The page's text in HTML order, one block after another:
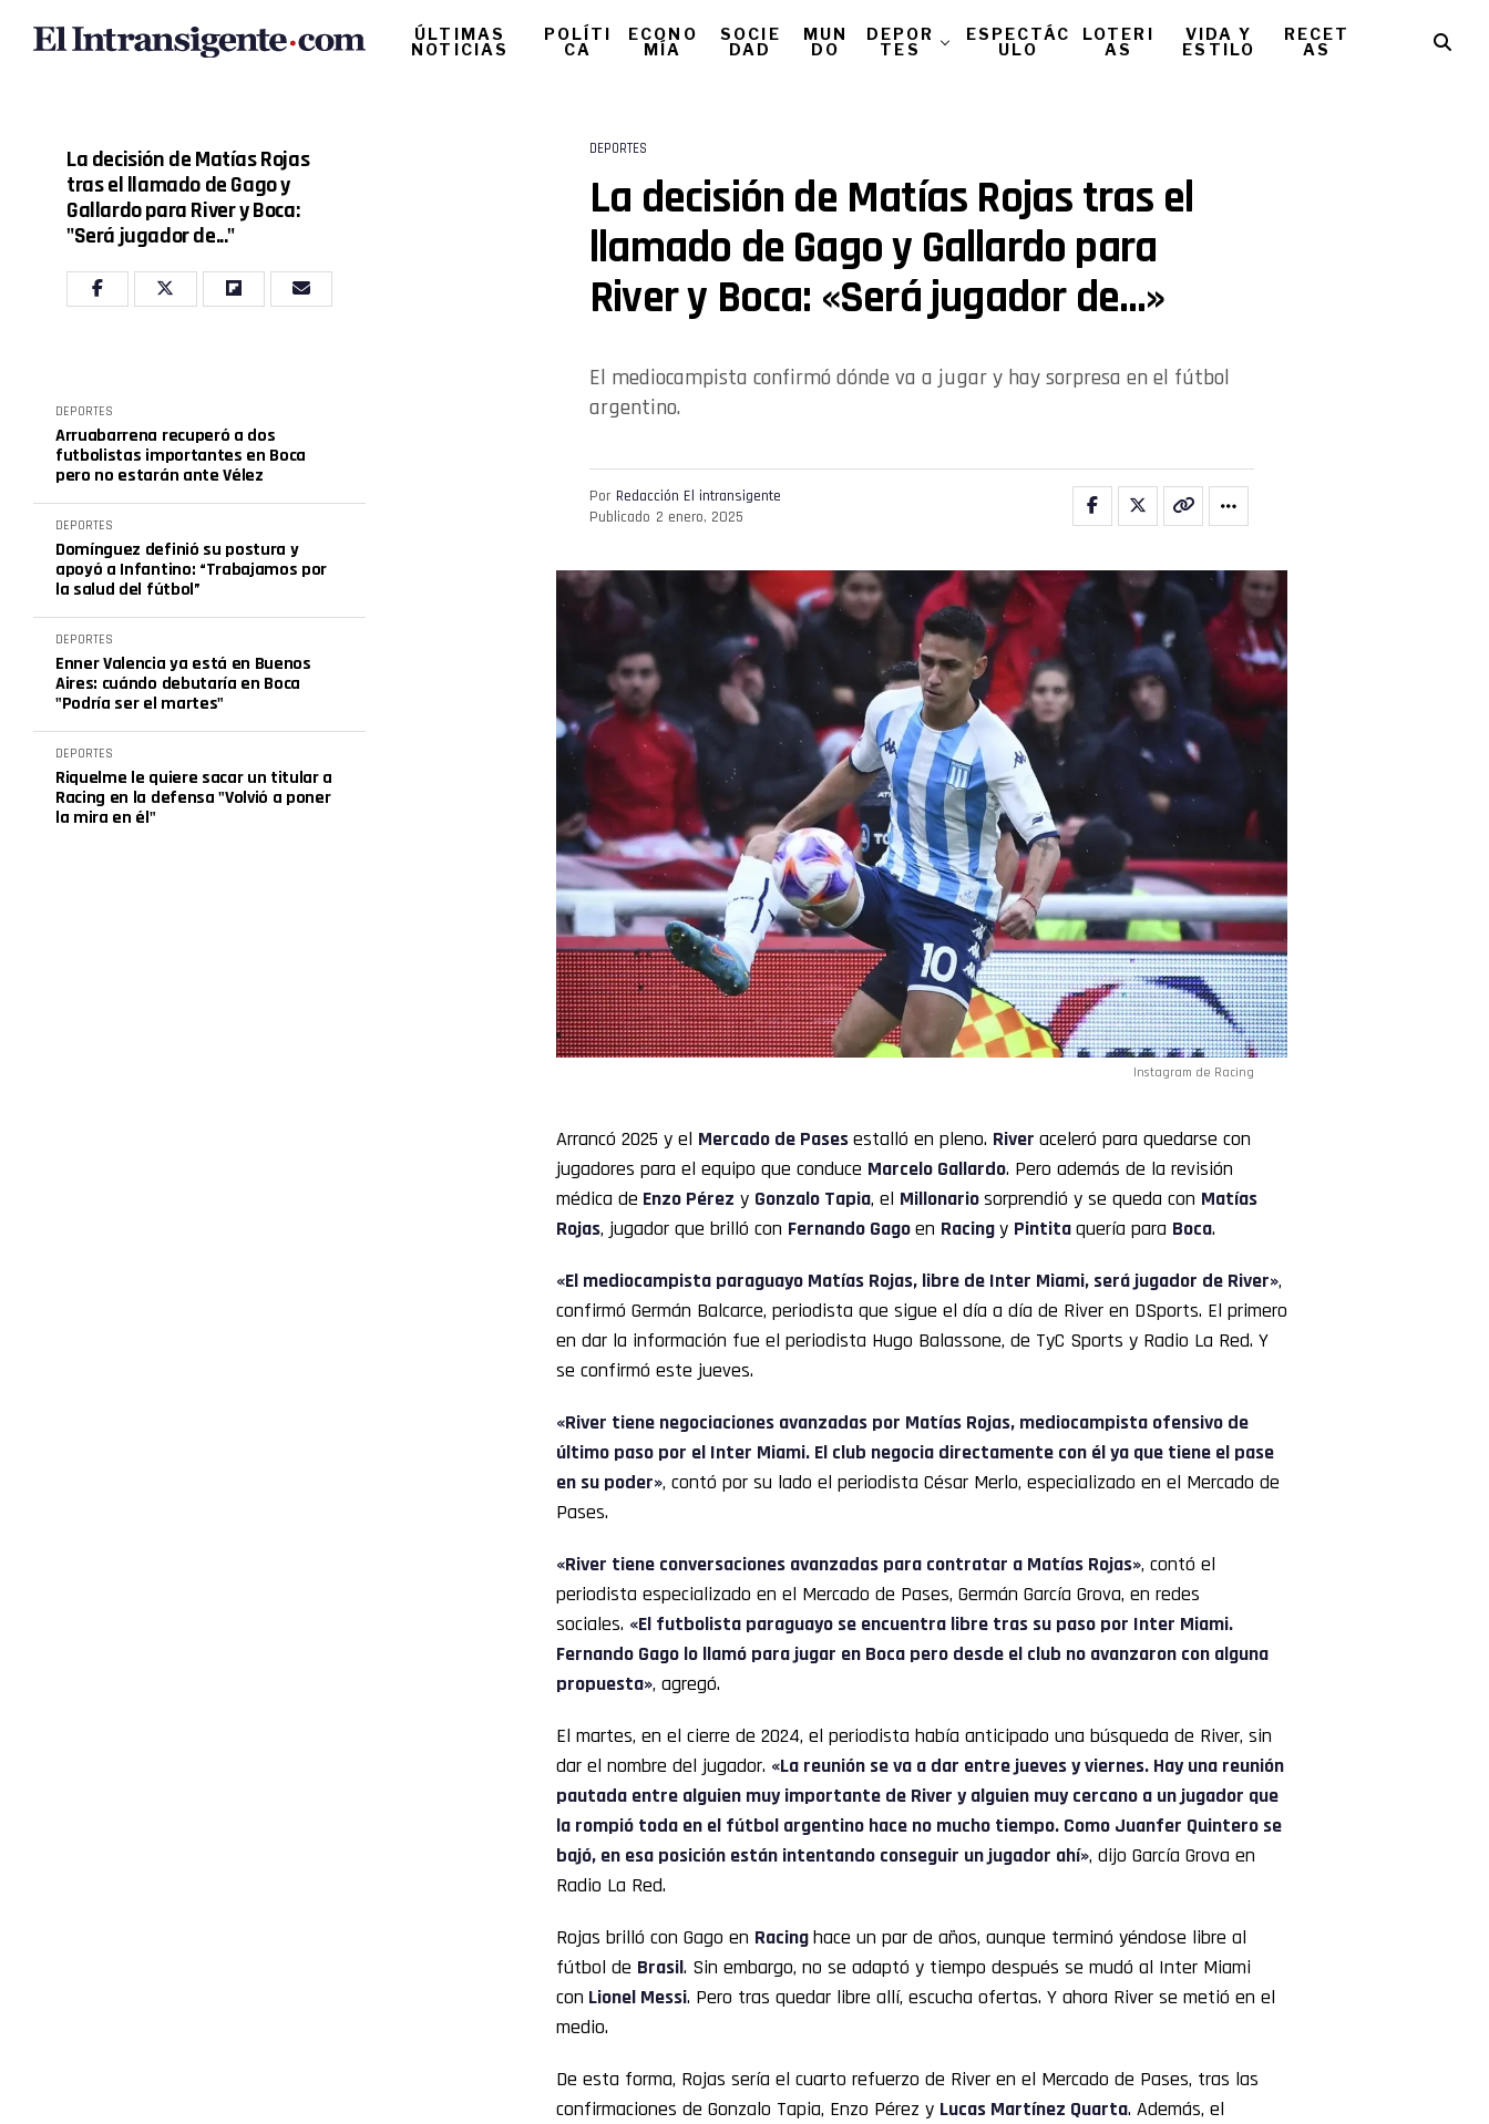
ÚLTIMAS
NOTICIAS
POLÍTI
CA
ECONO
MÍA
SOCIE
DAD
MUN
DO
DEPOR
TES
ESPECTÁC
ULO
LOTERI
AS
VIDA Y
ESTILO
RECET
AS
La decisión de Matías Rojas
tras el llamado de Gago y
Gallardo para River y Boca:
"Será jugador de..."
DEPORTES
Arruabarrena recuperó a dos
futbolistas importantes en Boca
pero no estarán ante Vélez
DEPORTES
Domínguez definió su postura y
apoyó a Infantino: “Trabajamos por
la salud del fútbol”
DEPORTES
Enner Valencia ya está en Buenos
Aires: cuándo debutaría en Boca
"Podría ser el martes"
DEPORTES
Riquelme le quiere sacar un titular a
Racing en la defensa "Volvió a poner
la mira en él"
DEPORTES
La decisión de Matías Rojas tras el
llamado de Gago y Gallardo para
River y Boca: «Será jugador de…»
El mediocampista confirmó dónde va a jugar y hay sorpresa en el fútbol
argentino.
Por Redacción El intransigente
Publicado 2 enero, 2025
Instagram de Racing
Arrancó 2025 y el Mercado de Pasesestalló en pleno. River aceleró para quedarse con
jugadores para el equipo que conduce Marcelo Gallardo. Pero además de la revisión
médica de Enzo Pérez y Gonzalo Tapia, el Millonariosorprendió y se queda con Matías
Rojas, jugador que brilló con Fernando Gagoen Racingy Pintitaquería para Boca.
«El mediocampista paraguayo Matías Rojas, libre de Inter Miami, será jugador de River»,
confirmó Germán Balcarce, periodista que sigue el día a día de River en DSports. El primero
en dar la información fue el periodista Hugo Balassone, de TyC Sports y Radio La Red. Y
se confirmó este jueves.
«River tiene negociaciones avanzadas por Matías Rojas, mediocampista ofensivo de
último paso por el Inter Miami. El club negocia directamente con él ya que tiene el pase
en su poder», contó por su lado el periodista César Merlo, especializado en el Mercado de
Pases.
«River tiene conversaciones avanzadas para contratar a Matías Rojas», contó el
periodista especializado en el Mercado de Pases, Germán García Grova, en redes
sociales. «El futbolista paraguayo se encuentra libre tras su paso por Inter Miami.
Fernando Gago lo llamó para jugar en Boca pero desde el club no avanzaron con alguna
propuesta», agregó.
El martes, en el cierre de 2024, el periodista había anticipado una búsqueda de River, sin
dar el nombre del jugador. «La reunión se va a dar entre jueves y viernes. Hay una reunión
pautada entre alguien muy importante de River y alguien muy cercano a un jugador que
la rompió toda en el fútbol argentino hace no mucho tiempo. Como Juanfer Quintero se
bajó, en esa posición están intentando conseguir un jugador ahí», dijo García Grova en
Radio La Red.
Rojas brilló con Gago en Racinghace un par de años, aunque terminó yéndose libre al
fútbol de Brasil. Sin embargo, no se adaptó y tiempo después se mudó al Inter Miami
con Lionel Messi. Pero tras quedar libre allí, escucha ofertas. Y ahora River se metió en el
medio.
De esta forma, Rojas sería el cuarto refuerzo de River en el Mercado de Pases, tras las
confirmaciones de Gonzalo Tapia, Enzo Pérez y Lucas Martínez Quarta. Además, el